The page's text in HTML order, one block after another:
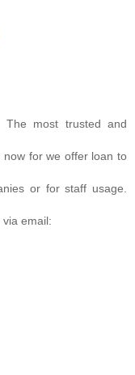
most trusted and
for we offer loan to
or for staff usage.
email: